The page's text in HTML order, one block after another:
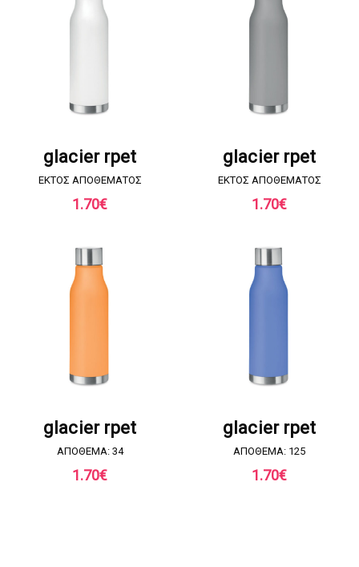
glacier rpet
EKTOΣ ΑΠΟΘΕΜΑΤΟΣ
1.70€
glacier rpet
EKTOΣ ΑΠΟΘΕΜΑΤΟΣ
1.70€
glacier rpet
ΑΠΟΘΕΜΑ: 34
1.70€
glacier rpet
ΑΠΟΘΕΜΑ: 125
1.70€